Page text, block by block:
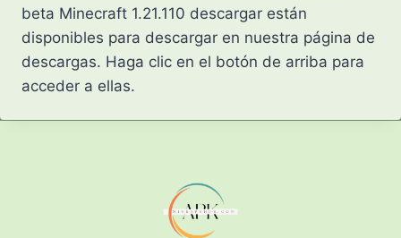
beta Minecraft 1.21.110 descargar están
disponibles para descargar en nuestra página de
descargas. Haga clic en el botón de arriba para
acceder a ellas.